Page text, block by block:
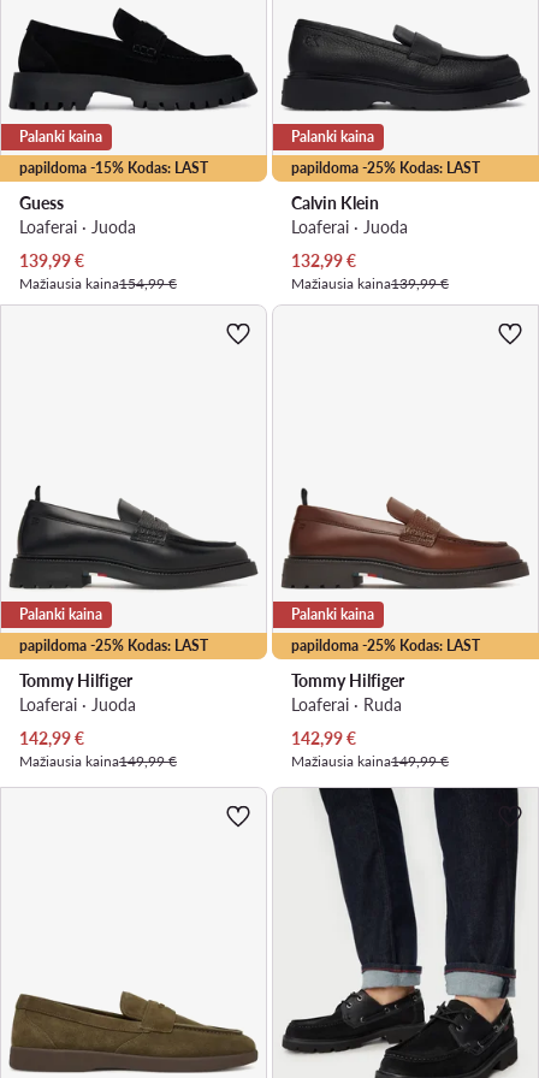
papildoma -15% Kodas: LAST
Palanki kaina
Guess
Loaferai · Juoda
Dabartinė kaina
139,99€
Mažiausia kaina154,99 €
papildoma -25% Kodas: LAST
Palanki kaina
Calvin Klein
Loaferai · Juoda
Dabartinė kaina
132,99€
Mažiausia kaina139,99 €
papildoma -25% Kodas: LAST
Palanki kaina
Tommy Hilfiger
Loaferai · Juoda
Dabartinė kaina
142,99€
Mažiausia kaina149,99 €
papildoma -25% Kodas: LAST
Palanki kaina
Tommy Hilfiger
Loaferai · Ruda
Dabartinė kaina
142,99€
Mažiausia kaina149,99 €